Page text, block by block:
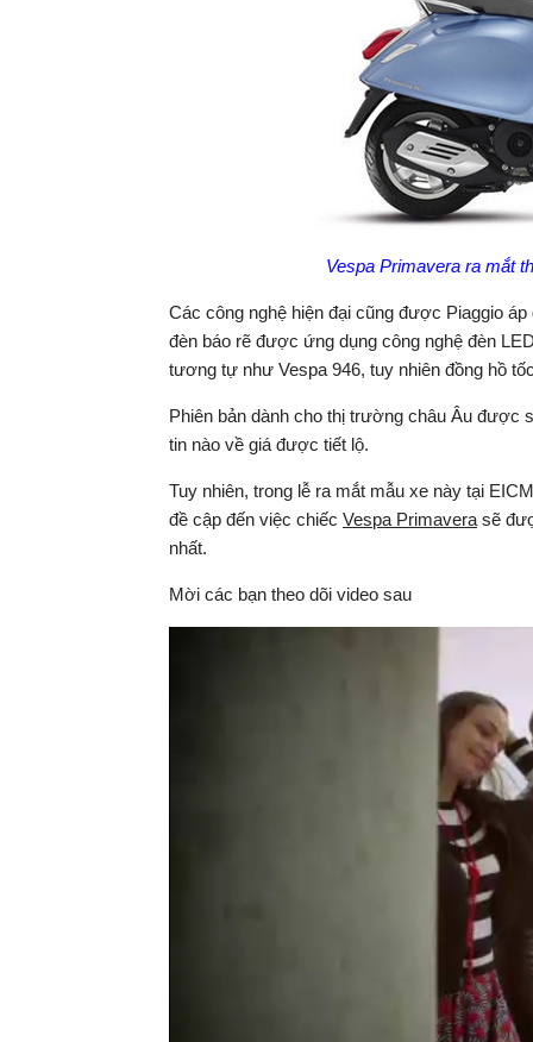
Vespa Primavera ra mắt
Các công nghệ hiện đại cũng được Piaggio
đèn báo rẽ được ứng dụng công nghệ đèn
tương tự như Vespa 946, tuy nhiên đồng hồ
Phiên bản dành cho thị trường châu Âu được
tin nào về giá được tiết lộ.
Tuy nhiên, trong lễ ra mắt mẫu xe này tại
đề cập đến việc chiếc Vespa Primavera sẽ
nhất.
Mời các bạn theo dõi video sau